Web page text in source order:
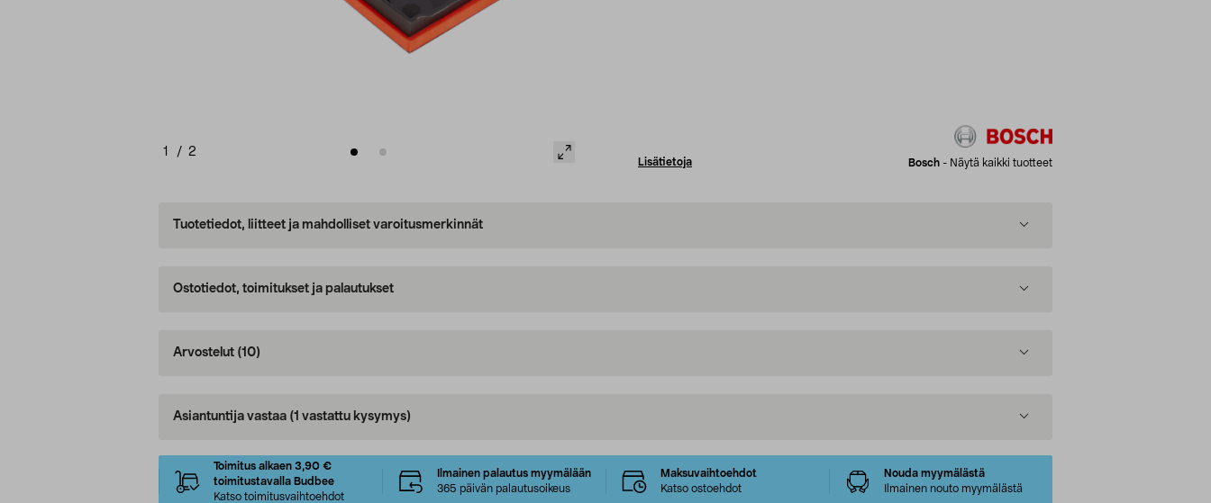
1 / 2
Lisätietoja Bosch - Näytä kaikki tuotteet
Tuotetiedot, liitteet ja mahdolliset varoitusmerkinnät
Ostotiedot, toimitukset ja palautukset
Arvostelut (10)
Asiantuntija vastaa (1 vastattu kysymys)
Toimitus alkaen 3,90 €
toimitustavalla Budbee
Katso toimitusvaihtoehdot
Ilmainen palautus myymälään
365 päivän palautusoikeus
Maksuvaihtoehdot
Katso ostoehdot
Nouda myymälästä
Ilmainen nouto myymälästä